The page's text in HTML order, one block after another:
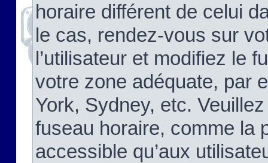
horaire différent de celui
le cas, rendez-vous sur
l’utilisateur et modifiez le
votre zone adéquate, par
York, Sydney, etc.
fuseau horaire, comme la
accessible qu’aux